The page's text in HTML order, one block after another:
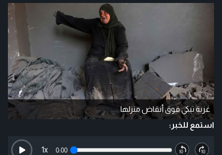
غزية تبكي فوق أنقاض منزلها
استمع للخبر:
0:00
1x